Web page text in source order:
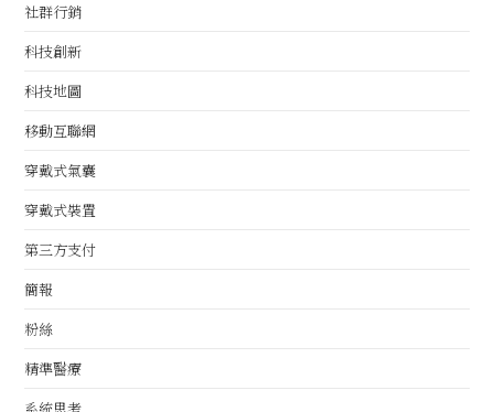
社群行銷
科技創新
科技地圖
移動互聯網
穿戴式氣囊
穿戴式裝置
第三方支付
簡報
粉絲
精準醫療